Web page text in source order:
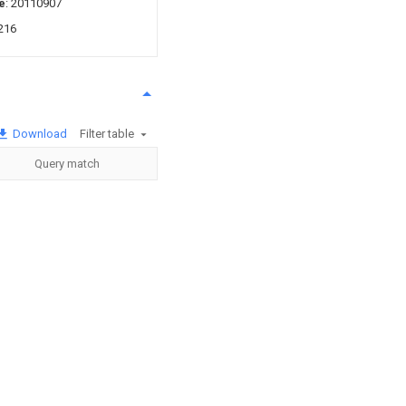
: 20110907
Download Filter table
Query match